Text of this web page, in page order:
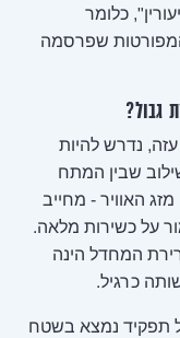
כלומר
שפרסמה
גבול?
נדרש להיות
שבין המתח
האוויר - מחייב
על כשירות מלאה.
המחדל הינה
כרגיל.
תפקיד נמצא בשטח